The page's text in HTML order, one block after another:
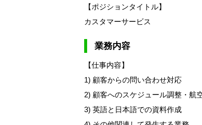
【ポジションタイトル】
カスタマーサービス
業務内容
【仕事内容】
1) 顧客からの問い合わせ対応
2) 顧客へのスケジュール調整・航
3) 英語と日本語での資料作成